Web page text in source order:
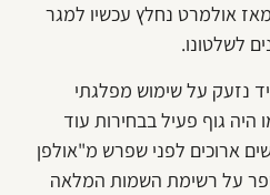
אולמרט נחלץ עכשיו למגר
לשלטונו.
נזעק על שימוש מפלגתי
גוף פעיל בבחירות עוד
ארוכים לפני שפרש מ"אולפן
על רשימת השמות המלאה